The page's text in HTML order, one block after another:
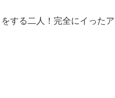
する二人！完全にイった